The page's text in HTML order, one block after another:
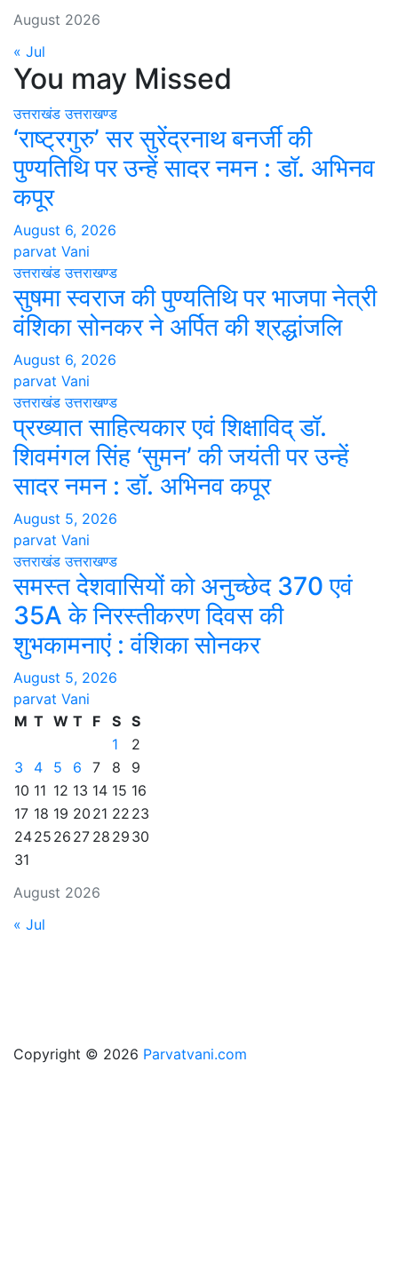
August 2026
« Jul
You may Missed
उत्तराखंड उत्तराखण्ड
‘राष्ट्रगुरु’ सर सुरेंद्रनाथ बनर्जी की
पुण्यतिथि पर उन्हें सादर नमन : डॉ. अभिनव
कपूर
August 6, 2026
parvat Vani
उत्तराखंड उत्तराखण्ड
सुषमा स्वराज की पुण्यतिथि पर भाजपा नेत्री
वंशिका सोनकर ने अर्पित की श्रद्धांजलि
August 6, 2026
parvat Vani
उत्तराखंड उत्तराखण्ड
प्रख्यात साहित्यकार एवं शिक्षाविद् डॉ.
शिवमंगल सिंह ‘सुमन’ की जयंती पर उन्हें
सादर नमन : डॉ. अभिनव कपूर
August 5, 2026
parvat Vani
उत्तराखंड उत्तराखण्ड
समस्त देशवासियों को अनुच्छेद 370 एवं
35A के निरस्तीकरण दिवस की
शुभकामनाएं : वंशिका सोनकर
August 5, 2026
parvat Vani
August 2026
M T W T F S S
1
2
3
4 5 6 7 8
9
10 11 12 13 14 15 16
17 18 19 20 21 22 23
2425 26 27 28 29 30
31
« Jul
Copyright © 2026 Parvatvani.com